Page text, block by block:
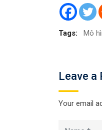
Tags: Mô
Leave a
Your email